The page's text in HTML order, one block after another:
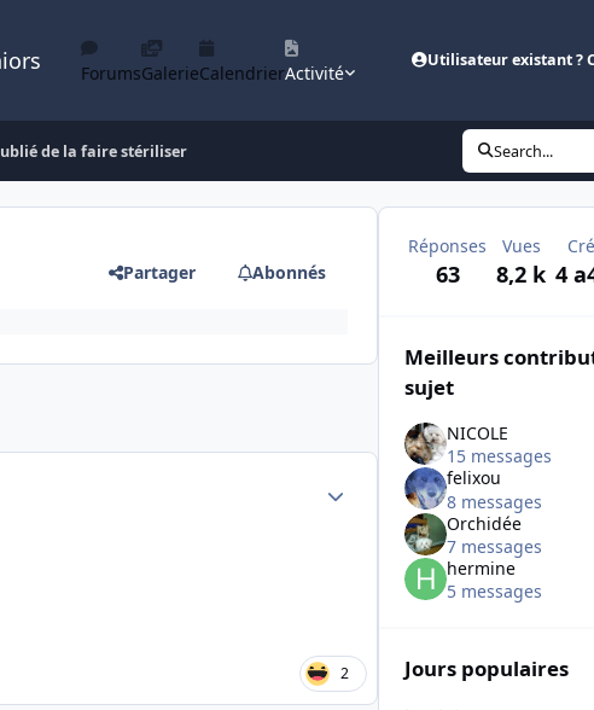
ForumsGalerieCalendrierActivité
Utilisateur existant ?
de la faire stériliser Search...
Partager Abonnés
Author stats
2
Réponses
63
Vues
8,2 k 4 a
Meilleurs
sujet
NICOLE
15 messages
felixou
8 messages
Orchidée
7 messages
hermine
5 messages
Jours populaires